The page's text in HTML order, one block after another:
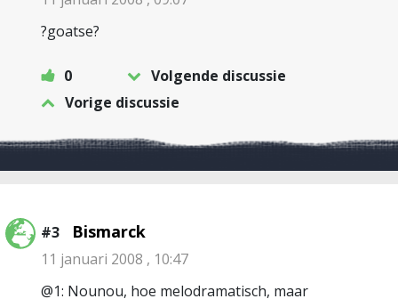
?goatse?
0
Volgende discussie
Vorige discussie
#3 Bismarck
11 januari 2008 , 10:47
@1: Nounou, hoe melodramatisch, maar